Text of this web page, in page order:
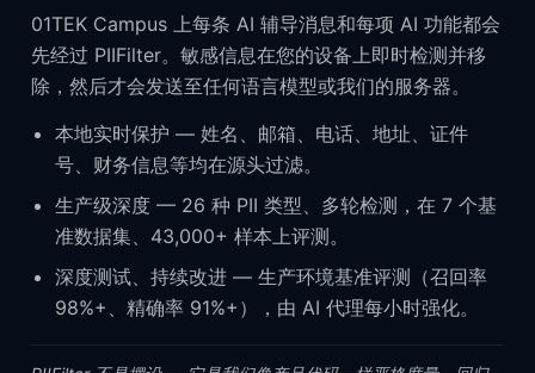
FR AR EN
Request a demo
01TEK Campus 上每条 AI 辅导消息和每项 AI 功能都会
先经过 PIIFilter。敏感信息在您的设备上即时检测并移
除，然后才会发送至任何语言模型或我们的服务器。
本地实时保护 — 姓名、邮箱、电话、地址、证件
号、财务信息等均在源头过滤。
生产级深度 — 26 种 PII 类型、多轮检测，在 7 个基
准数据集、43,000+ 样本上评测。
深度测试、持续改进 — 生产环境基准评测（召回率
98%+、精确率 91%+），由 AI 代理每小时强化。